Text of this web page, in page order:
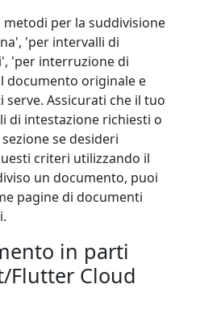
per la suddivisione
'per intervalli di
'per interruzione di
documento originale e
Assicurati che il tuo
di intestazione richiesti o
se desideri
criteri utilizzando il
un documento, puoi
pagine di documenti
in parti
Flutter Cloud